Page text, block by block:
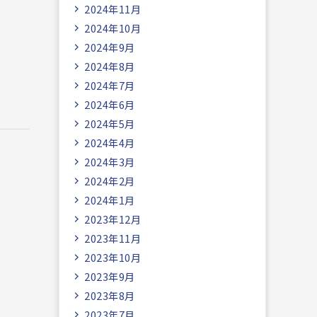
2024年11月
2024年10月
2024年9月
2024年8月
2024年7月
2024年6月
2024年5月
2024年4月
2024年3月
2024年2月
2024年1月
2023年12月
2023年11月
2023年10月
2023年9月
2023年8月